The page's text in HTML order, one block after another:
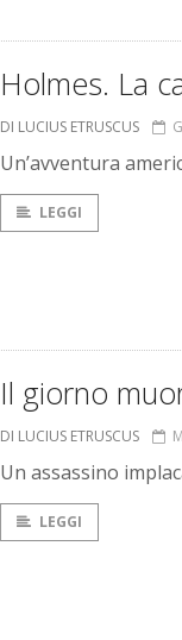
Holmes. La
DI LUCIUS ETRUSCUS
Un’avventura
LEGGI
Il giorno
DI LUCIUS ETRUSCUS
Un assassino
LEGGI